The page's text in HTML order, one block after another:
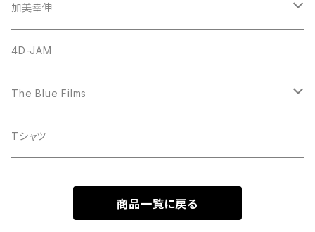
CD-Single
CD-Album
加美幸伸
God N' Stone
4D-JAM
The Blue Films
CD-Single
Tシャツ
商品一覧に戻る